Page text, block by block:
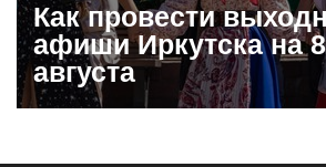
Как провести
афиши Иркутска на
августа